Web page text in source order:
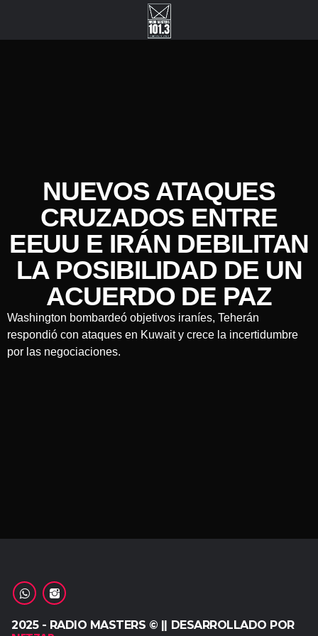
NUEVOS ATAQUES
CRUZADOS ENTRE
EEUU E IRÁN DEBILITAN
LA POSIBILIDAD DE UN
ACUERDO DE PAZ
Washington bombardeó objetivos iraníes, Teherán
respondió con ataques en Kuwait y crece la incertidumbre
por las negociaciones.
2025 - RADIO MASTERS © || DESARROLLADO POR